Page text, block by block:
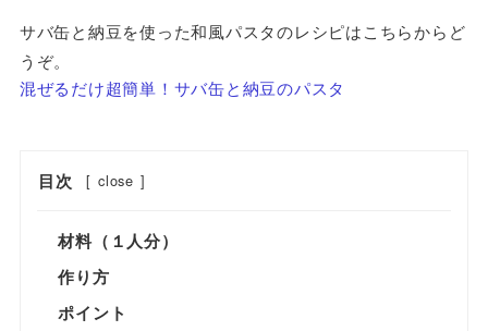
サバ缶と納豆を使った和風パスタのレシピはこちらからど
うぞ。
混ぜるだけ超簡単！サバ缶と納豆のパスタ
目次 [ close ]
材料（１人分）
作り方
ポイント